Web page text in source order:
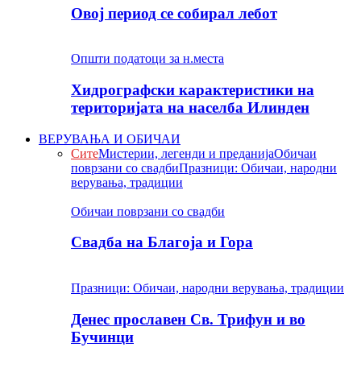
Овој период се собирал лебот
Општи податоци за н.места
Хидрографски карактеристики на
територијата на населба Илинден
ВЕРУВАЊА И ОБИЧАИ
СитеМистерии, легенди и преданијаОбичаи
поврзани со свадбиПразници: Обичаи, народни
верувања, традиции
Обичаи поврзани со свадби
Свадба на Благоја и Гора
Празници: Обичаи, народни верувања, традиции
Денес прославен Св. Трифун и во
Бучинци